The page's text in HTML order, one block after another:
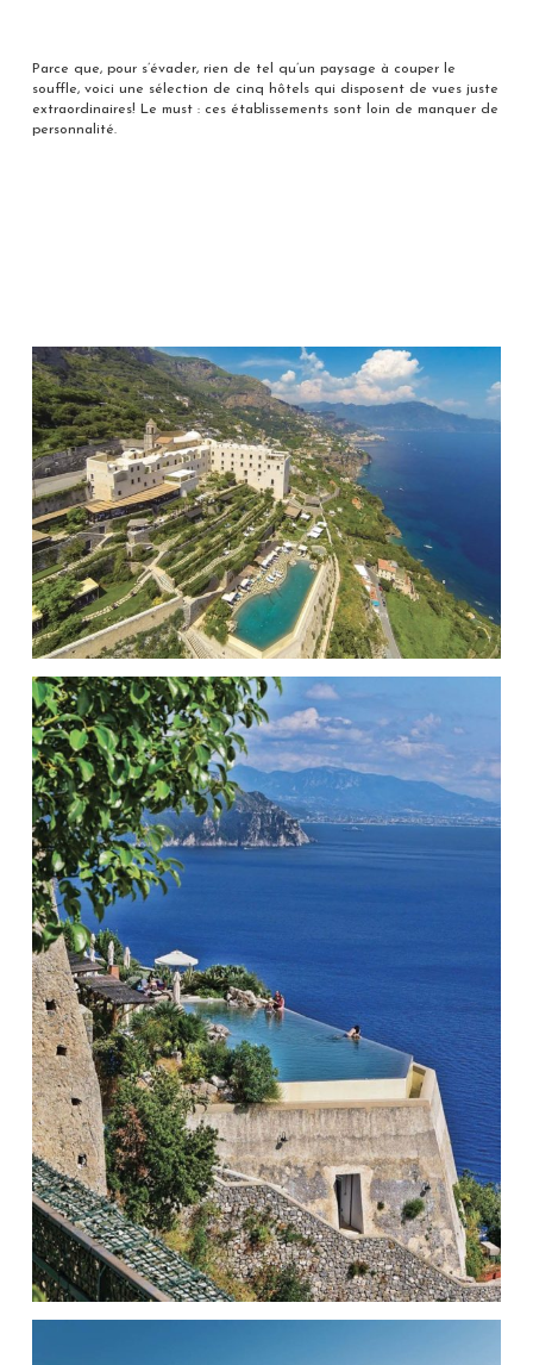
Parce que, pour s’évader, rien de tel qu’un paysage à couper le
souffle, voici une sélection de cinq hôtels qui disposent de vues juste
extraordinaires! Le must : ces établissements sont loin de manquer de
personnalité.